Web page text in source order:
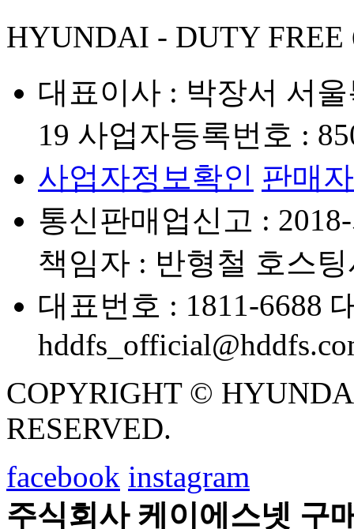
HYUNDAI - DUTY FREE
대표이사 : 박장서 서
19 사업자등록번호 :
사업자정보확인 판매
통신판매업신고 :
책임자 : 반형철 호스
대표번호 : 1811-6688
COPYRIGHT ©
RESERVED.
facebook instagram
주식회사 케이에스넷 구